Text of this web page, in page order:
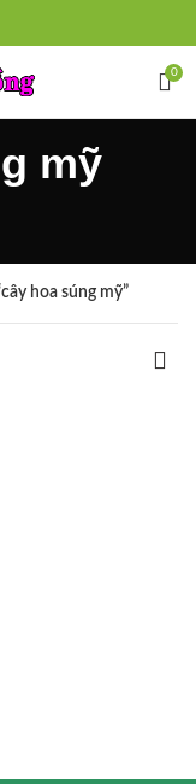
0
mỹ
hoa súng mỹ”